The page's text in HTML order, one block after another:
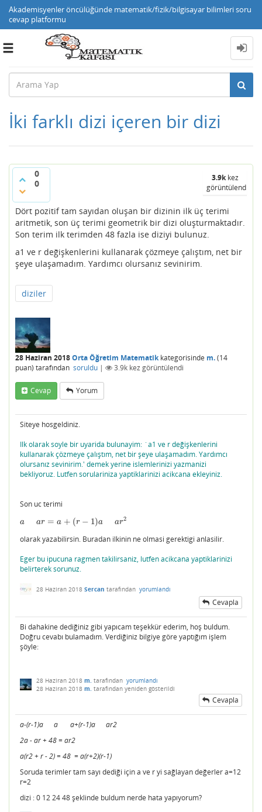
Akademisyenler öncülüğünde matematik/fizik/bilgisayar bilimleri soru
cevap platformu
Toggle
İki farklı dizi içeren bir dizi
0
0
3.9kkez
görüntülendi
Dört pozitif tam sayıdan oluşan bir dizinin ilk üç terimi
aritmetik, son üç terimi geometrik bir dizi oluşturmaktadır.
Son terim ilk terimden 48 fazla ise diziyi bulunuz.
a1 ve r değişkenlerini kullanarak çözmeye çalıştım, net bir
şeye ulaşamadım. Yardımcı olursanız sevinirim.
diziler
28 Haziran 2018Orta Öğretim Matematikkategorisinde m.(14
puan) tarafından soruldu | 3.9k kez görüntülendi
Cevap Yorum
Siteye hosgeldiniz.
Ilk olarak soyle bir uyarida bulunayim: `a1 ve r değişkenlerini
kullanarak çözmeye çalıştım, net bir şeye ulaşamadım. Yardımcı
olursanız sevinirim.' demek yerine islemlerinizi yazmanizi
bekliyoruz. Lutfen sorulariniza yaptiklarinizi acikcana ekleyiniz.
Son uc terimi
a ar = a + (r − 1)a ar2
a a r= a+( r−1)a ar
olarak yazabilirsin. Buradan ilkinin ne olmasi gerektigi anlasilir.
Eger bu ipucuna ragmen takilirsaniz, lutfen acikcana yaptiklarinizi
belirterek sorunuz.
28 Haziran 2018 Sercan tarafından yorumlandı
Cevapla
Bi dahakine dediğiniz gibi yapıcam teşekkür ederim, hoş buldum.
Doğru cevabı bulamadım. Verdiğiniz bilgiye göre yaptığım işlem
şöyle:
28 Haziran 2018 m. tarafından yorumlandı
28 Haziran 2018 m. tarafından yeniden gösterildi
Cevapla
a-(r-1)a a a+(r-1)a ar2
2a - ar + 48 = ar2
a(r2 + r - 2) = 48 = a(r+2)(r-1)
Soruda terimler tam sayı dediği için a ve r yi sağlayan değerler a=12
r=2
dizi : 0 12 24 48 şeklinde buldum nerde hata yapıyorum?